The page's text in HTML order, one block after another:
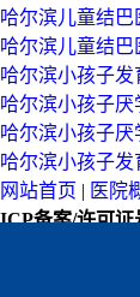
哈尔滨儿童结巴
哈尔滨儿童结
哈尔滨小孩子
哈尔滨小孩子
哈尔滨小孩子厌
哈尔滨小孩子
网站首页 | 医院
ICP备案/许可证
黑
[网